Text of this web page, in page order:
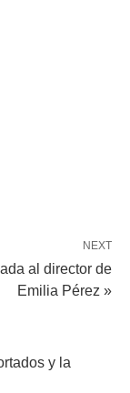
NEXT
al director de
Emilia Pérez »
y la